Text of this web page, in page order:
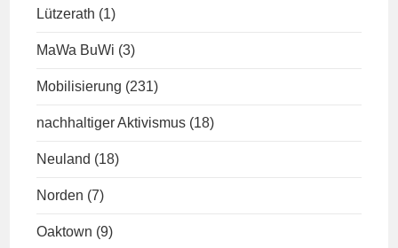
Lützerath (1)
MaWa BuWi (3)
Mobilisierung (231)
nachhaltiger Aktivismus (18)
Neuland (18)
Norden (7)
Oaktown (9)